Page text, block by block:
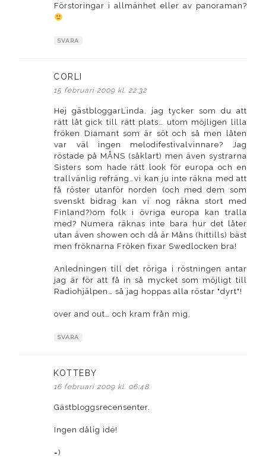
Förstoringar i allmänhet eller av panoraman?
SVARA
CORLI
15 februari 2009 kl. 22:32
Hej gästbloggarLinda, jag tycker som du att
rätt låt gick till rätt plats… utom möjligen lilla
fröken Diamant som är söt och så men låten
var väl ingen melodifestivalvinnare? Jag
röstade på MÅNS (såklart) men även systrarna
Sisters som hade rätt look för europa och en
trallvänlig refräng…vi kan ju inte räkna med att
få röster utanför norden (och med dem som
svenskt bidrag kan vi nog räkna stort med
Finland?)om folk i övriga europa kan tralla
med? Numera räknas inte bara hur det låter
utan även showen och då är Måns (hittills) bäst
men fröknarna Fröken fixar Swedlocken bra!
Anledningen till det röriga i röstningen antar
jag är för att få in så mycket som möjligt till
Radiohjälpen… så jag hoppas alla röstar "dyrt"!
over and out… och kram från mig.
SVARA
KOTTEBY
16 februari 2009 kl. 06:48
Gästbloggsrecensenter.
Ingen dålig idé!
=)